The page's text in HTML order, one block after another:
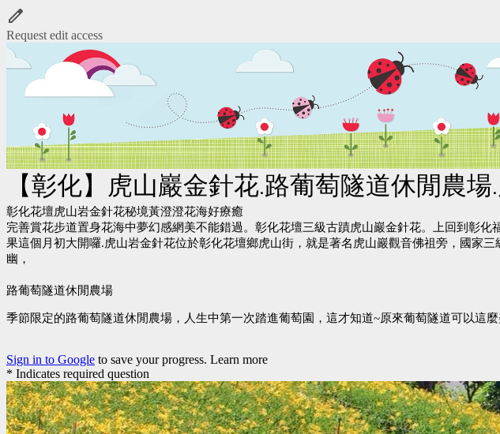
Request edit access
【彰化】虎山巖金針花.路葡萄隧道休閒農
彰化花壇虎山岩金針花秘境黃澄澄花海好療癒
完善賞花步道置身花海中夢幻感網美不能錯過。彰化花壇三級古蹟虎山巖金針花。上回到彰
果這個月初大開囉.虎山岩金針花位於彰化花壇鄉虎山街，就是著名虎山巖觀音佛祖旁，國家
幽，
路葡萄隧道休閒農場
季節限定的路葡萄隧道休閒農場， 人生中第一次踏進葡萄園， 這才知道~原來葡萄隧道可以這
Sign in to Google to save your progress. Learn more
* Indicates required question